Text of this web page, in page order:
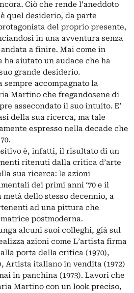
Ciò che rende l’aneddoto
quel desiderio, da parte
del proprio presente,
in una avventura senza
a finire. Mai come in
ha aiutato un audace che ha
grande desiderio.
sempre accompagnato la
Martino che fregandosene di
assecondato il suo intuito. E’
della sua ricerca, ma tale
espresso nella decade che
è, infatti, il risultato di un
ritenuti dalla critica d’arte
sua ricerca: le azioni
dei primi anni ‘70 e il
dello stesso decennio, a
ad una pittura che
postmoderna.
alcuni suoi colleghi, già sul
azioni come L’artista firma
porta della critica (1970),
Artista italiano in vendita (1972)
in panchina (1973). Lavori che
Martino con un look preciso,